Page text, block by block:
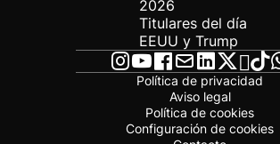
2026
Titulares del día
EEUU y Trump
Política de privacidad
Aviso legal
Política de cookies
Configuración de cookies